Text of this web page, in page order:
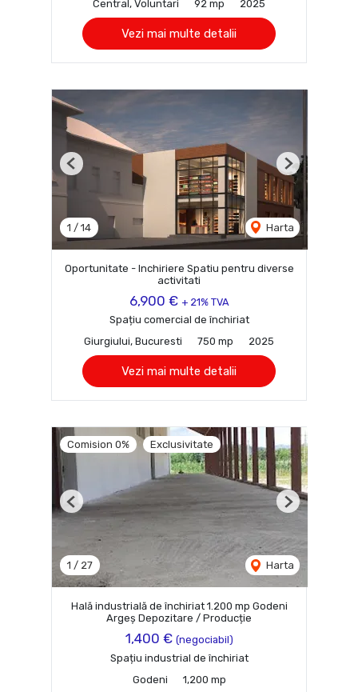
Central, Voluntari 92 mp 2025
Vezi mai multe detalii
1 / 14 Harta
Previous Next
Oportunitate - Inchiriere Spatiu pentru diverse
activitati
6,900 € + 21% TVA
Spațiu comercial de închiriat
Giurgiului, Bucuresti
750 mp 2025
Vezi mai multe detalii
Comision 0% Exclusivitate
1 / 27 Harta
Previous Next
Hală industrială de închiriat 1.200 mp Godeni
Argeș Depozitare / Producție
1,400 € (negociabil)
Spațiu industrial de închiriat
Godeni
1,200 mp